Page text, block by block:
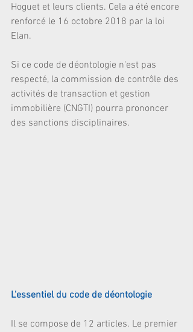
Hoguet et leurs clients. Cela a été encore
renforcé le 16 octobre 2018 par la loi
Elan.
Si ce code de déontologie n'est pas
respecté, la commission de contrôle des
activités de transaction et gestion
immobilière (CNGTI) pourra prononcer
des sanctions disciplinaires.
L'essentiel du code de déontologie
Il se compose de 12 articles. Le premier